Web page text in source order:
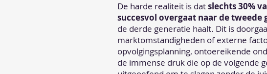
De harde realiteit is datslechts 30%
succesvol overgaat naar de tweede
de derde generatie haalt. Dit is
marktomstandigheden of externe
opvolgingsplanning, ontoereikende
de immense druk die op de volgende